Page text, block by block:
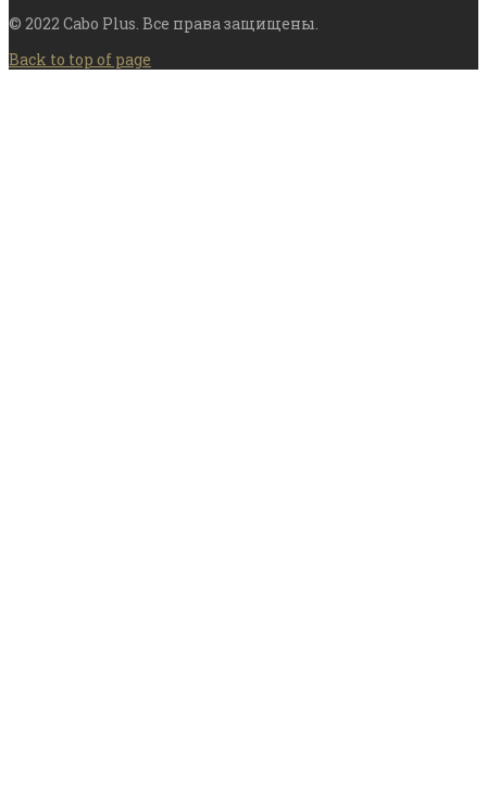
© 2022 Cabo Plus. Все права защищены.
Back to top of page